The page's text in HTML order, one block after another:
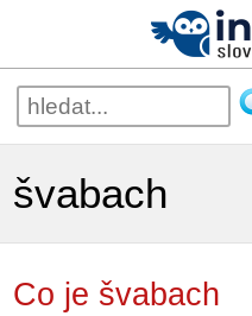
švabach
Co je švabach